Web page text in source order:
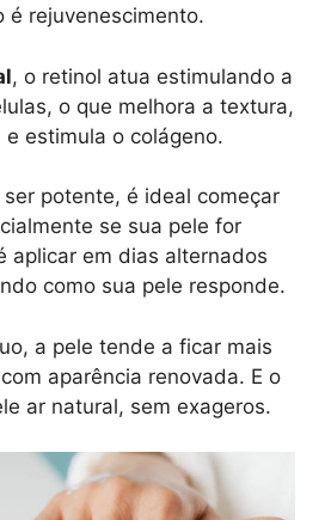
é rejuvenescimento.
, o retinol atua estimulando a
o que melhora a textura,
estimula o colágeno.
potente, é ideal começar
se sua pele for
aplicar em dias alternados
como sua pele responde.
a pele tende a ficar mais
aparência renovada. E o
ar natural, sem exageros.